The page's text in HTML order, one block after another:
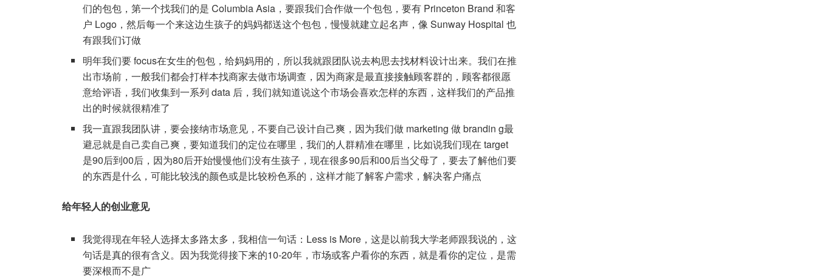
们的包包，第一个找我们的是 Columbia Asia，要跟我们合作做一个包包，要有 Princeton Brand 和客
户 Logo，然后每一个来这边生孩子的妈妈都送这个包包，慢慢就建立起名声，像 Sunway Hospital 也
有跟我们订做
明年我们要 focus在女生的包包，给妈妈用的，所以我就跟团队说去构思去找材料设计出来。我们在推
出市场前，一般我们都会打样本找商家去做市场调查，因为商家是最直接接触顾客群的，顾客都很愿
意给评语，我们收集到一系列 data 后，我们就知道说这个市场会喜欢怎样的东西，这样我们的产品推
出的时候就很精准了
我一直跟我团队讲，要会接纳市场意见，不要自己设计自己爽，因为我们做 marketing 做 brandin g最
避忌就是自己卖自己爽，要知道我们的定位在哪里，我们的人群精准在哪里，比如说我们现在 target
是90后到00后，因为80后开始慢慢他们没有生孩子，现在很多90后和00后当父母了，要去了解他们要
的东西是什么，可能比较浅的颜色或是比较粉色系的，这样才能了解客户需求，解决客户痛点
给年轻人的创业意见
我觉得现在年轻人选择太多路太多，我相信一句话：Less is More，这是以前我大学老师跟我说的，这
句话是真的很有含义。因为我觉得接下来的10-20年，市场或客户看你的东西，就是看你的定位，是需
要深根而不是广